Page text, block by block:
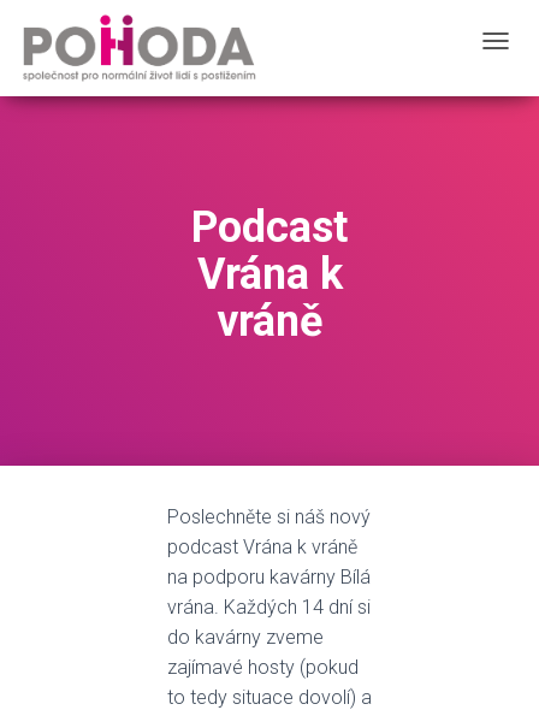
G
Podcast
Vrána k
vráně
Poslechněte si náš nový
podcast Vrána k vráně
na podporu kavárny Bílá
vrána. Každých 14 dní si
do kavárny zveme
zajímavé hosty (pokud
to tedy situace dovolí) a